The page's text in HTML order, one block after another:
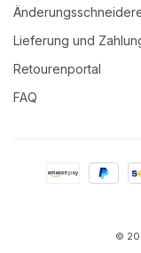
Lieferung und
Retourenportal
FAQ
©